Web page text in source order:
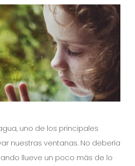
uno de los principales
nuestras ventanas. No debería
llueve un poco más de lo